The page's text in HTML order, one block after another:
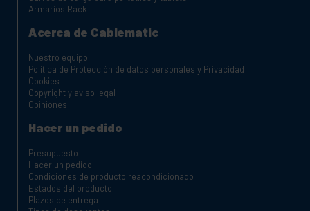
Armarios Rack
Acerca de Cablematic
Nuestro equipo
Política de Protección de datos personales y Privacidad
Cookies
Copyright y aviso legal
Opiniones
Hacer un pedido
Presupuesto
Hacer un pedido
Condiciones de producto reacondicionado
Estados del producto
Plazos de entrega